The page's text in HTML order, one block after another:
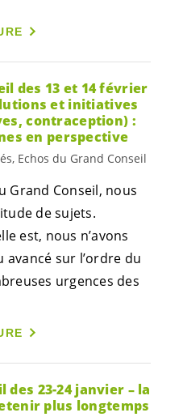
des 13 et 14 février
et initiatives
contraception) :
en perspective
Echos du Grand Conseil
Grand Conseil, nous
de sujets.
est, nous n’avons
sur l’ordre du
urgences des
des 23-24 janvier – la
plus longtemps